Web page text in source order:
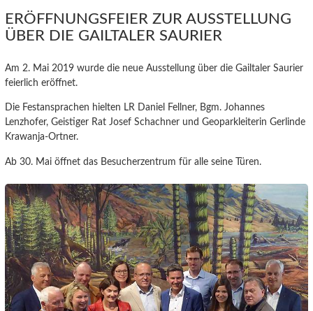
ERÖFFNUNGSFEIER ZUR AUSSTELLUNG
ÜBER DIE GAILTALER SAURIER
Am 2. Mai 2019 wurde die neue Ausstellung über die Gailtaler Saurier
feierlich eröffnet.
Die Festansprachen hielten LR Daniel Fellner, Bgm. Johannes
Lenzhofer, Geistiger Rat Josef Schachner und Geoparkleiterin Gerlinde
Krawanja-Ortner.
Ab 30. Mai öffnet das Besucherzentrum für alle seine Türen.